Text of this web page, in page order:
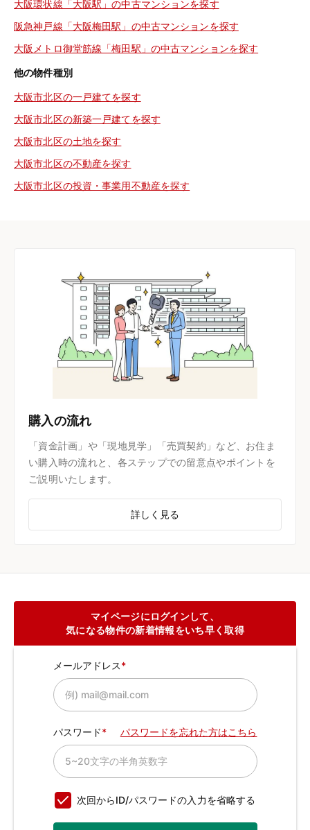
大阪環状線「大阪駅」の中古マンションを探す
阪急神戸線「大阪梅田駅」の中古マンションを探す
大阪メトロ御堂筋線「梅田駅」の中古マンションを探す
他の物件種別
大阪市北区の一戸建てを探す
大阪市北区の新築一戸建てを探す
大阪市北区の土地を探す
大阪市北区の不動産を探す
大阪市北区の投資・事業用不動産を探す
購入の流れ
「資金計画」や「現地見学」「売買契約」など、お住ま
い購入時の流れと、各ステップでの留意点やポイントを
ご説明いたします。
詳しく見る
マイページにログインして、
気になる物件の新着情報をいち早く取得
メールアドレス
パスワード パスワードを忘れた方はこちら
次回からID/パスワードの入力を省略する